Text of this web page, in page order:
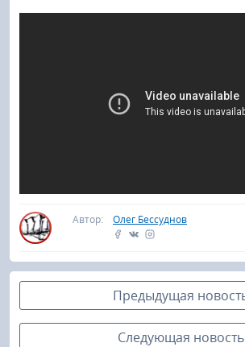
Автор: Олег Бессуднов
Предыдущая
Следующая новость